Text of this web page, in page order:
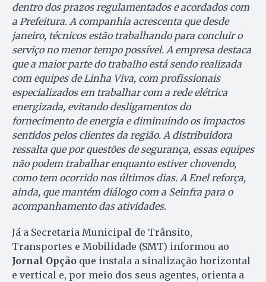
dentro dos prazos regulamentados e acordados com
a Prefeitura. A companhia acrescenta que desde
janeiro, técnicos estão trabalhando para concluir o
serviço no menor tempo possível. A empresa destaca
que a maior parte do trabalho está sendo realizada
com equipes de Linha Viva, com profissionais
especializados em trabalhar com a rede elétrica
energizada, evitando desligamentos do
fornecimento de energia e diminuindo os impactos
sentidos pelos clientes da região. A distribuidora
ressalta que por questões de segurança, essas equipes
não podem trabalhar enquanto estiver chovendo,
como tem ocorrido nos últimos dias. A Enel reforça,
ainda, que mantém diálogo com a Seinfra para o
acompanhamento das atividades.
Já a Secretaria Municipal de Trânsito,
Transportes e Mobilidade (SMT) informou ao
Jornal Opção que instala a sinalização horizontal
e vertical e, por meio dos seus agentes, orienta a